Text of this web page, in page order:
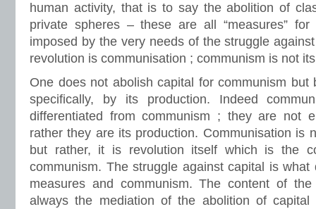
human activity, that is to say the abolition of
private spheres – these are all “measures”
imposed by the very needs of the struggle
revolution is communisation ; communism is not
One does not abolish capital for communism but
specifically, by its production. Indeed
differentiated from communism ; they are not
rather they are its production. Communisation is
but rather, it is revolution itself which is the
communism. The struggle against capital is what
measures and communism. The content of
always the mediation of the abolition of